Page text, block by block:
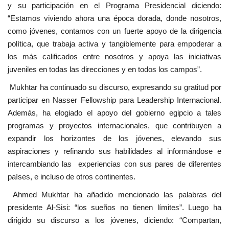
vídeos
Los colaboradores
Los patrocinios
Galería
Lengua
English Swahili español
French Arabic
y su participación en el Programa Presidencial diciendo:
“Estamos viviendo ahora una época dorada, donde nosotros,
como jóvenes, contamos con un fuerte apoyo de la dirigencia
política, que trabaja activa y tangiblemente para empoderar a
los más calificados entre nosotros y apoya las iniciativas
juveniles en todas las direcciones y en todos los campos”.
Mukhtar ha continuado su discurso, expresando su gratitud por
participar en Nasser Fellowship para Leadership Internacional.
Además, ha elogiado el apoyo del gobierno egipcio a tales
programas y proyectos internacionales, que contribuyen a
expandir los horizontes de los jóvenes, elevando sus
aspiraciones y refinando sus habilidades al informándose e
intercambiando las experiencias con sus pares de diferentes
países, e incluso de otros continentes.
Ahmed Mukhtar ha añadido mencionado las palabras del
presidente Al-Sisi: “los sueños no tienen límites”. Luego ha
dirigido su discurso a los jóvenes, diciendo: “Compartan,